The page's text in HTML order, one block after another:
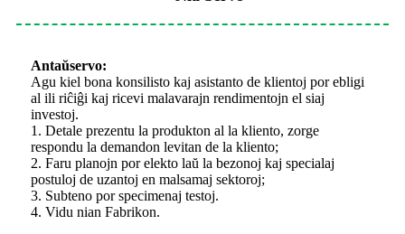
Antaŭservo:
Agu kiel bona konsilisto kaj asistanto de klientoj por ebligi
al ili riĉiĝi kaj ricevi malavarajn rendimentojn el siaj
investoj.
1. Detale prezentu la produkton al la kliento, zorge
respondu la demandon levitan de la kliento;
2. Faru planojn por elekto laŭ la bezonoj kaj specialaj
postuloj de uzantoj en malsamaj sektoroj;
3. Subteno por specimenaj testoj.
4. Vidu nian Fabrikon.